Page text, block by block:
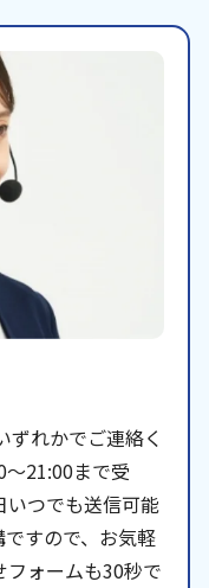
ずれかでご連絡く
21:00まで受
いつでも送信可能
すので、お気軽
フォームも30秒で